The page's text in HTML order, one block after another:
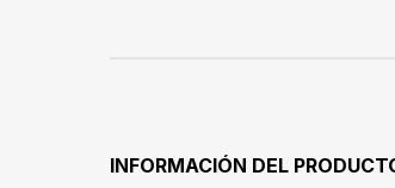
INFORMACIÓN DEL